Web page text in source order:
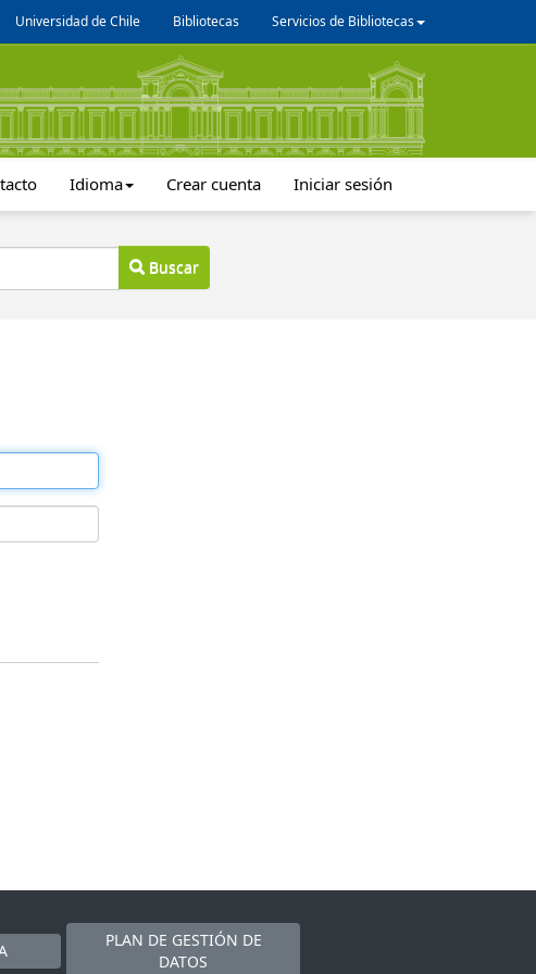
Universidad de Chile Bibliotecas Servicios de Bibliotecas
Idioma Crear cuenta Iniciar sesión
Buscar
PLAN DE GESTIÓN DE
DATOS